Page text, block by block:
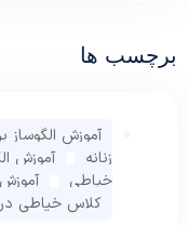
ها
آموزش الگوساز
زنانه , آموزش
خیاطی , آموزش
کلاس خیاطی در